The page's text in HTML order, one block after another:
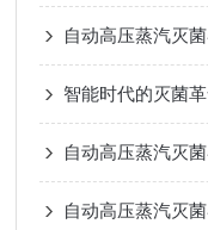
自动高压蒸汽灭
自动高压蒸汽灭
自动高压蒸汽灭